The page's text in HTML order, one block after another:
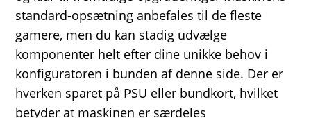
standard-opsætning anbefales til de fleste
gamere, men du kan stadig udvælge
komponenter helt efter dine unikke behov i
konfiguratoren i bunden af denne side. Der er
hverken sparet på PSU eller bundkort, hvilket
betyder at maskinen er særdeles